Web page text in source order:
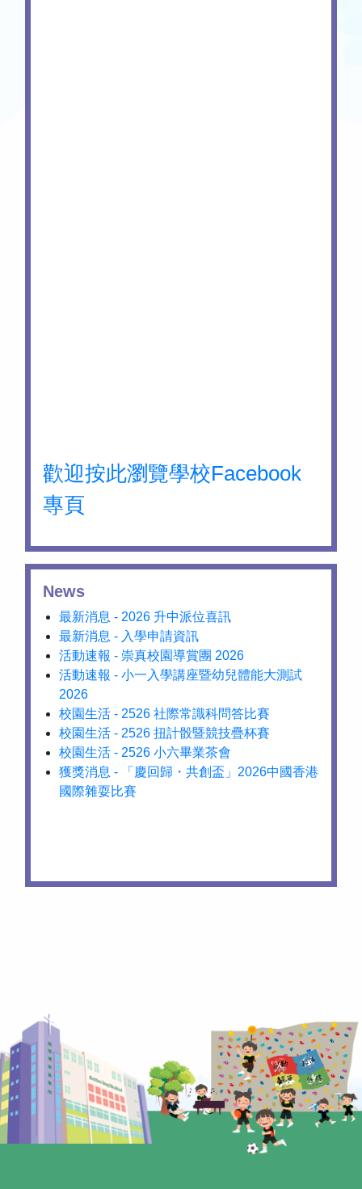
歡迎按此瀏覽學校Facebook
專頁
News
最新消息 - 2026 升中派位喜訊
最新消息 - 入學申請資訊
活動速報 - 崇真校園導賞團 2026
活動速報 - 小一入學講座暨幼兒體能大測試
2026
校園生活 - 2526 社際常識科問答比賽
校園生活 - 2526 扭計骰暨競技疊杯賽
校園生活 - 2526 小六畢業茶會
獲獎消息 - 「慶回歸・共創盃」2026中國香港
國際雜耍比賽